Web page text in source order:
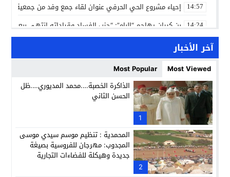
14:57 إحياء مشروع الحي الحرفي عنوان لقاء جمع وفد من جمعية
14:24 بن كيران يهاجم “البام”: “حزب الفساد وقياداته انتهى
11:33 كمال محرر يقود استئنافية تارودانت: مسار قضائي راسخ ورؤية
حبشان وكيلاً عاماً بتارودانت: ترقية جديدة في الحركة القضائية
21:28 حزب الديمقراطيين الجدد يؤسس منظمتي شباب ونساء الصحراء
13:37 عطش أولاد تايمة وسياسة “الحبة والقبة”: هل أصبح الماء إنجازاً
12:25 انطلاق فعاليات الدورة 12 لمعرض المنتوجات المحلية بأكادير SIPTA (فيديو)
آخر الأخبار
Most Viewed
Most Popular
1
الذاكرة الخصبة….محمد المديوري….ظل
الحسن الثاني
2
المحمدية : تنظيم موسم سيدي موسى
المجدوب: مهرجان للفروسية بصيغة
جديدة وهيكلة للفضاءات التجارية